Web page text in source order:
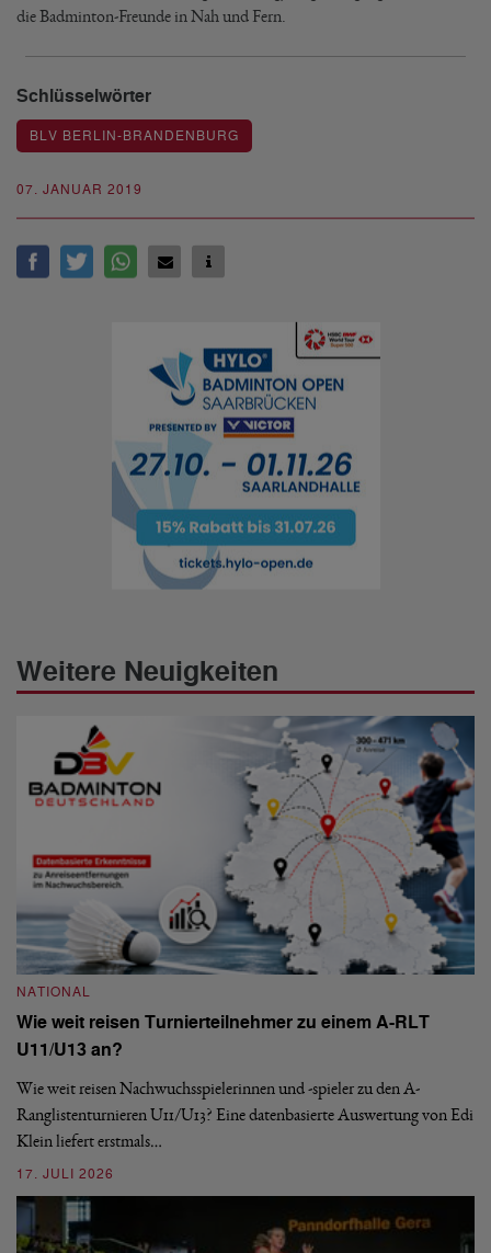
07. JANUAR 2019
die Badminton-Freunde in Nah und Fern.
Schlüsselwörter
BLV BERLIN-BRANDENBURG
Weitere Neuigkeiten
NATIONAL
Wie weit reisen Turnierteilnehmer zu einem A-RLT
U11/U13 an?
Wie weit reisen Nachwuchsspielerinnen und -spieler zu den A-
Ranglistenturnieren U11/U13? Eine datenbasierte Auswertung von Edi
Klein liefert erstmals…
17. JULI 2026